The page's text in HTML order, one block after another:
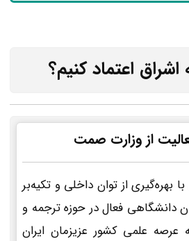
اشراق اعتماد کنیم؟
از وزارت صمت
بهره‌گیری از توان داخلی و تکیه‌بر
فعال در حوزه ترجمه و
عرصه علمی کشور عزیزمان ایران